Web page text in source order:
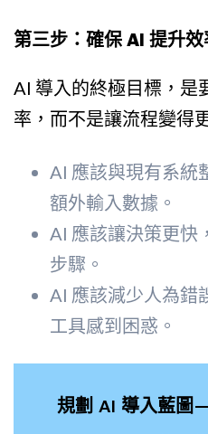
第三步：確保 AI 提升
AI 導入的終極目標，是
率，而不是讓流程變得
AI 應該與現有系統
額外輸入數據。
AI 應該讓決策更快
步驟。
AI 應該減少人為錯
工具感到困惑。
規劃 AI 導入藍圖